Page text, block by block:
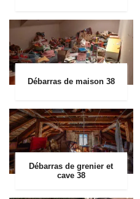
Débarras de maison 38
Débarras de grenier et
cave 38